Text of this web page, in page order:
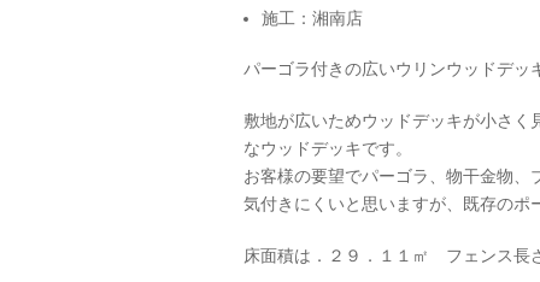
施工：湘南店
パーゴラ付きの広いウリンウッドデッ
敷地が広いためウッドデッキが小さ
なウッドデッキです。
お客様の要望でパーゴラ、物干金物、
気付きにくいと思いますが、既存の
床面積は．２９．１１㎡ フェンス長